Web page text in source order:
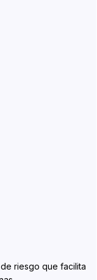
riesgo que facilita